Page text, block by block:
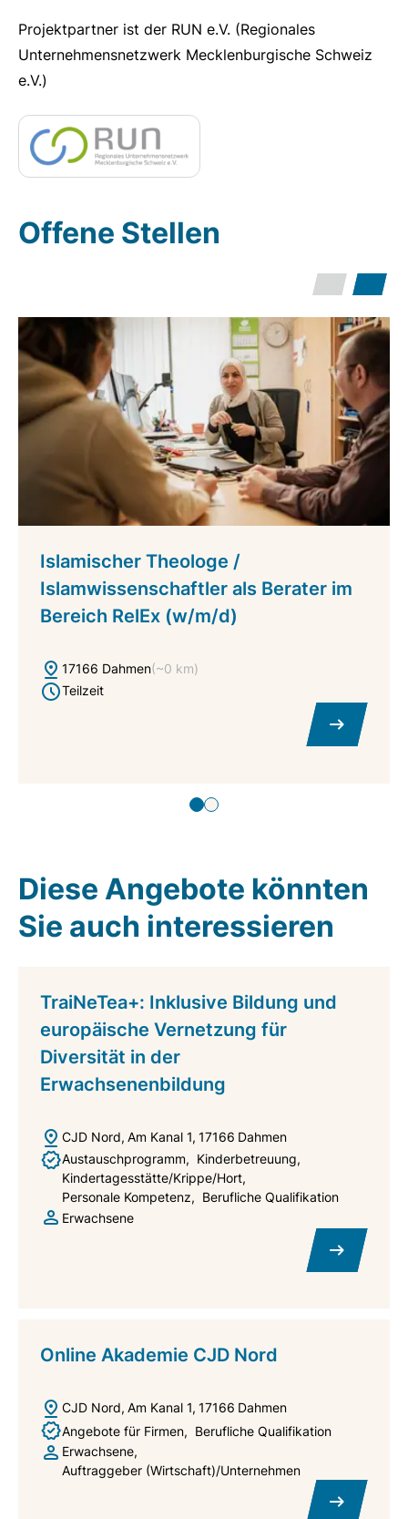
Z
e
r
i
f
a
t
e
Projektpartner ist der RUN e.V. (Regionales
Unternehmensnetzwerk Mecklenburgische Schweiz
e.V.)
Offene Stellen
Islamischer Theologe /
Islamwissenschaftler als Berater im
Bereich RelEx (w/m/d)
17166 Dahmen(~0 km)
Teilzeit
Diese Angebote könnten
Sie auch interessieren
TraiNeTea+: Inklusive Bildung und
europäische Vernetzung für
Diversität in der
Erwachsenenbildung
CJD Nord Am Kanal 1 17166 Dahmen
Austauschprogramm
Kinderbetreuung
Kindertagesstätte/Krippe/Hort
Personale Kompetenz
Berufliche Qualifikation
Erwachsene
Online Akademie CJD Nord
CJD Nord Am Kanal 1 17166 Dahmen
Angebote für Firmen
Berufliche Qualifikation
Erwachsene
Auftraggeber (Wirtschaft)/Unternehmen